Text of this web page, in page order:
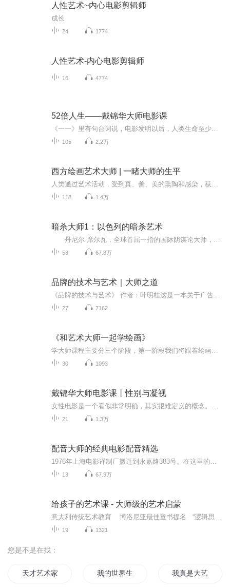
人性艺术~内心电影剪辑师
成长
24 1774
人性艺术-内心电影剪辑师
16 4774
52倍人生——戴锦华大师电影课
105 2.2万
西方绘画艺术大师 | 一睹大师的生平
118 1.4万
暗杀大师1：以色列的暗杀艺术
53 67.8万
品牌的技术与艺术｜大师之道
27 7162
《和艺术大师一起学绘画》
30 1093
戴锦华大师电影课丨性别与凝视
21 1.3万
配音大师的经典电影配音精选
13 67.9万
给孩子的艺术课 - 大师级的艺术启蒙
19 1321
您是不是在找：
天才艺术家 我的世界生命艺术 我真是大艺术家